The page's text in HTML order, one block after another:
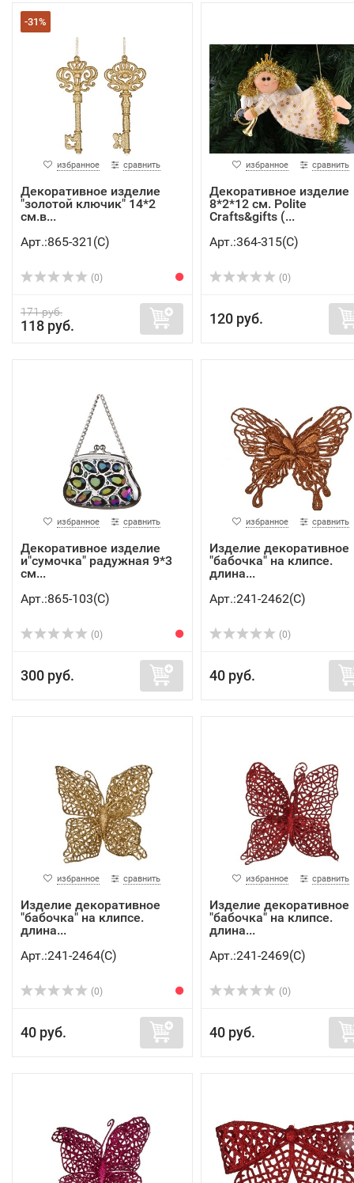
-31%
избранное сравнить
Декоративное изделие
"золотой ключик" 14*2
см.в...
Арт.:865-321(C)
(0)
171 руб.
118 руб.
избранное сравнить
Декоративное изделие
8*2*12 см. Polite
Crafts&gifts (...
Арт.:364-315(C)
(0)
120 руб.
избранное сравнить
Декоративное изделие
и"сумочка" радужная 9*3
см...
Арт.:865-103(C)
(0)
300 руб.
избранное сравнить
Изделие декоративное
"бабочка" на клипсе.
длина...
Арт.:241-2462(C)
(0)
40 руб.
избранное сравнить
Изделие декоративное
"бабочка" на клипсе.
длина...
Арт.:241-2464(C)
(0)
40 руб.
избранное сравнить
Изделие декоративное
"бабочка" на клипсе.
длина...
Арт.:241-2469(C)
(0)
40 руб.